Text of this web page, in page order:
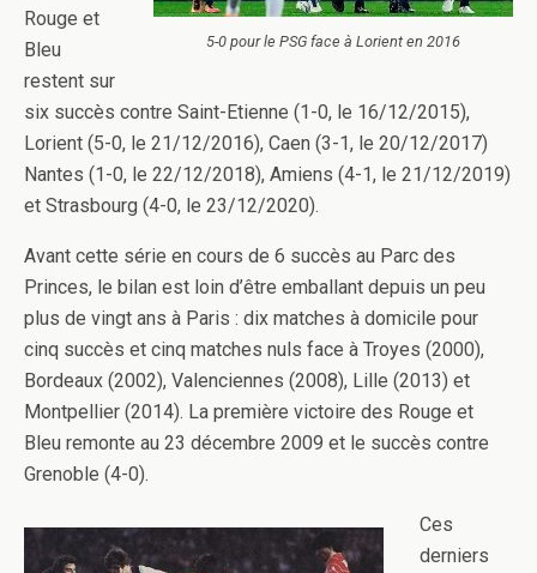
5-0 pour le PSG face à Lorient en 2016
Rouge et
Bleu
restent sur
six succès contre Saint-Etienne (1-0, le 16/12/2015),
Lorient (5-0, le 21/12/2016), Caen (3-1, le 20/12/2017)
Nantes (1-0, le 22/12/2018), Amiens (4-1, le 21/12/2019)
et Strasbourg (4-0, le 23/12/2020).
Avant cette série en cours de 6 succès au Parc des
Princes, le bilan est loin d’être emballant depuis un peu
plus de vingt ans à Paris : dix matches à domicile pour
cinq succès et cinq matches nuls face à Troyes (2000),
Bordeaux (2002), Valenciennes (2008), Lille (2013) et
Montpellier (2014). La première victoire des Rouge et
Bleu remonte au 23 décembre 2009 et le succès contre
Grenoble (4-0).
Ces
derniers